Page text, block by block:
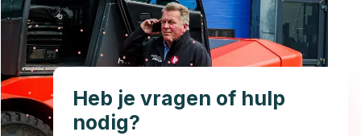
Heb je vragen of hulp
nodig?